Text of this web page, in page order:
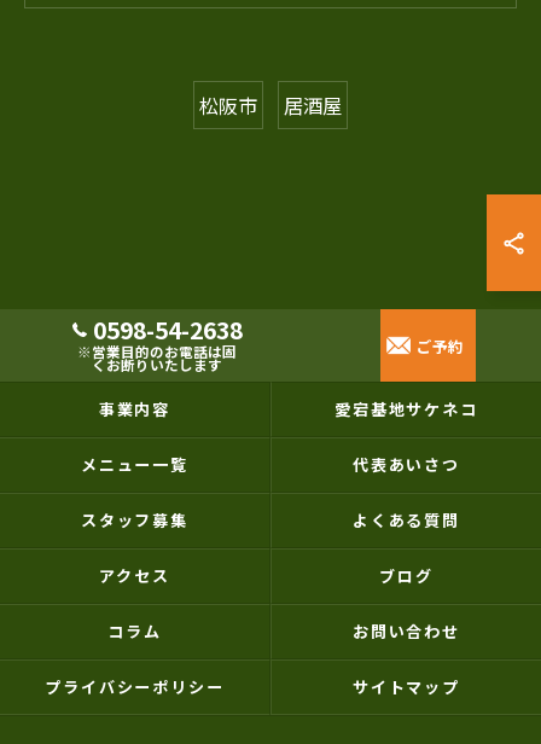
松阪市 居酒屋
0598-54-2638
※営業目的のお電話は固
くお断りいたします
ご予約
事業内容 愛宕基地サケネコ
メニュー一覧 代表あいさつ
スタッフ募集 よくある質問
アクセス ブログ
コラム お問い合わせ
プライバシーポリシー サイトマップ